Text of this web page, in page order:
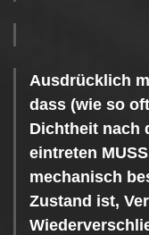
Ausdrücklich
dass (wie so
Dichtheit nach
eintreten
mechanisch
Zustand ist,